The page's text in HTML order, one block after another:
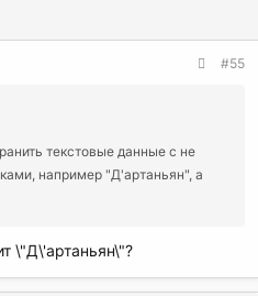
#55
текстовые данные с не
например "Д'артаньян", а
\"Д\'артаньян\"?